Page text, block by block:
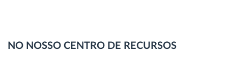
NO NOSSO CENTRO DE RECURSOS